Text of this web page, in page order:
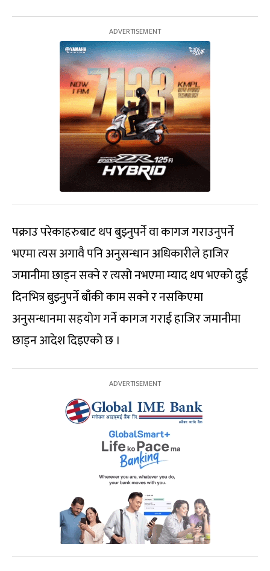
पक्राउ परेकाहरुबाट थप बुझ्नुपर्ने वा कागज गराउनुपर्ने
भएमा त्यस अगावै पनि अनुसन्धान अधिकारीले हाजिर
जमानीमा छाड्न सक्ने र त्यसो नभएमा म्याद थप भएको दुई
दिनभित्र बुझ्नुपर्ने बाँकी काम सक्ने र नसकिएमा
अनुसन्धानमा सहयोग गर्ने कागज गराई हाजिर जमानीमा
छाड्न आदेश दिइएको छ ।